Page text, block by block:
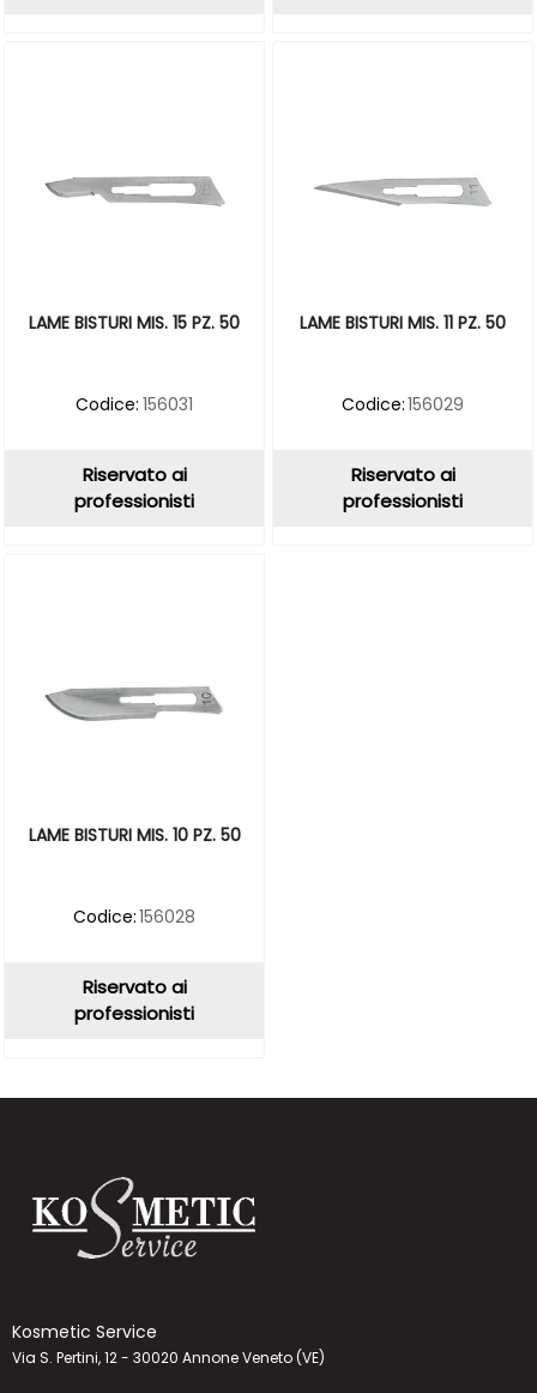
LAME BISTURI MIS. 15 PZ. 50
Codice: 156031
Riservato ai
professionisti
LAME BISTURI MIS. 11 PZ. 50
Codice:156029
Riservato ai
professionisti
LAME BISTURI MIS. 10 PZ. 50
Codice:156028
Riservato ai
professionisti
Kosmetic Service
Via S. Pertini, 12 - 30020 Annone Veneto (VE)